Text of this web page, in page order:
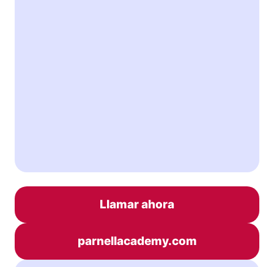
Llamar ahora
parnellacademy.com